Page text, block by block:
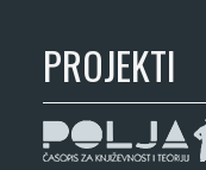
PROJEKTI